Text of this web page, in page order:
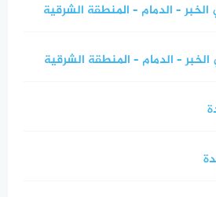
– الدمام – المنطقة الشرقية
– الدمام – المنطقة الشرقية